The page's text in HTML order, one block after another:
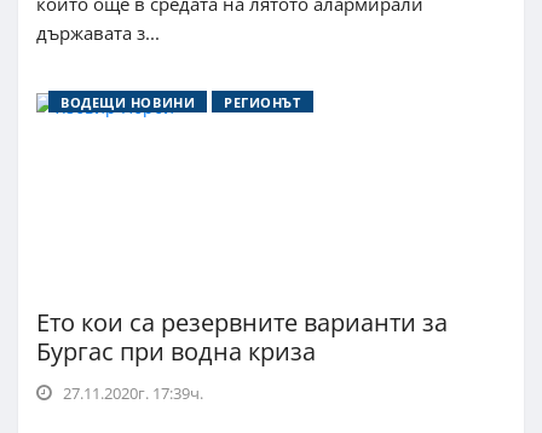
държавата з...
ВОДЕЩИ НОВИНИ РЕГИОНЪТ
Ето кои са резервните варианти за
Бургас при водна криза
27.11.2020г. 17:39ч.